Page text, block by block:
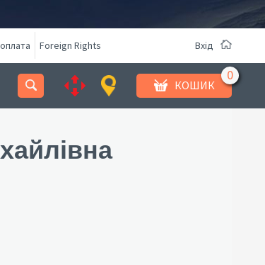
Foreign Rights Вхід
КОШИК